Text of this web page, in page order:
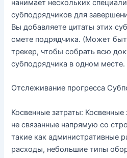
нанимает нескольких
субподрядчиков для
Вы добавляете цитаты этих
смете подрядчика. (Может
трекер, чтобы собрать всю
субподрядчика в одном месте.
Отслеживание прогресса
Косвенные затраты:
не связанные напрямую со
такие как административные
расходы, небольшие типы